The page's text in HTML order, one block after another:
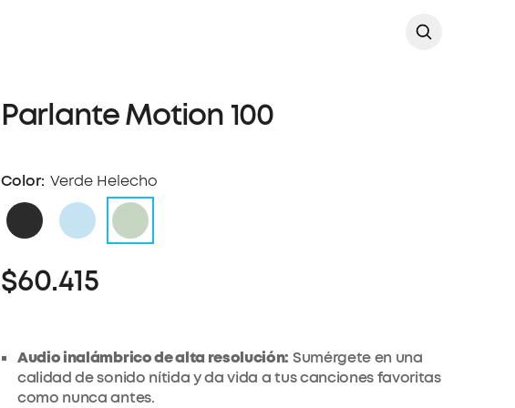
Parlante Motion 100
Color: Verde Helecho
$60.415
Audio inalámbrico de alta resolución: Sumérgete en una
calidad de sonido nítida y da vida a tus canciones favoritas
como nunca antes.